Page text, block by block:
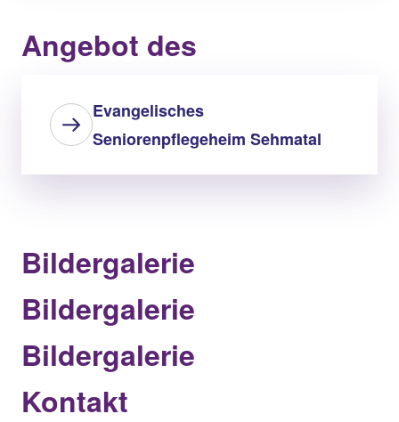
Angebot des
Evangelisches
Seniorenpflegeheim Sehmatal
Bildergalerie
Bildergalerie
Bildergalerie
Kontakt